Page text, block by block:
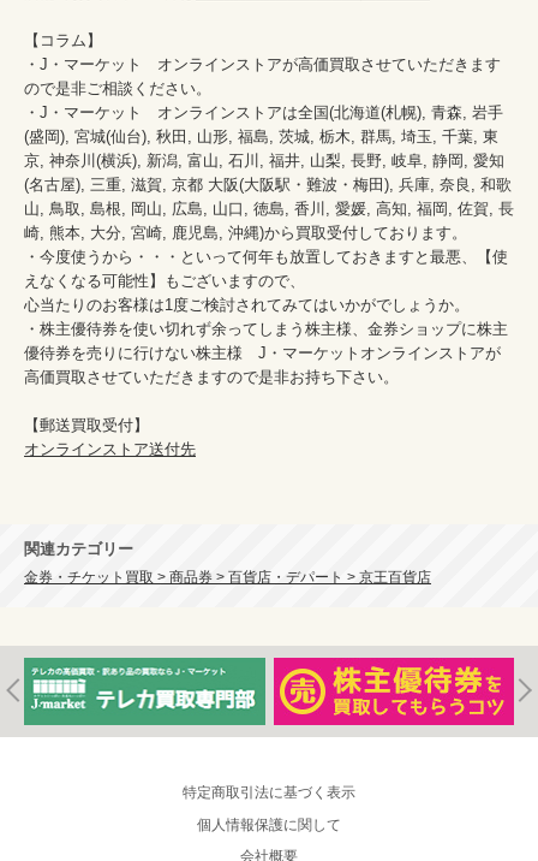
【コラム】
・J・マーケット　オンラインストアが高価買取させていただきます
ので是非ご相談ください。
・J・マーケット　オンラインストアは全国(北海道(札幌), 青森, 岩手
(盛岡), 宮城(仙台), 秋田, 山形, 福島, 茨城, 栃木, 群馬, 埼玉, 千葉, 東
京, 神奈川(横浜), 新潟, 富山, 石川, 福井, 山梨, 長野, 岐阜, 静岡, 愛知
(名古屋), 三重, 滋賀, 京都 大阪(大阪駅・難波・梅田), 兵庫, 奈良, 和歌
山, 鳥取, 島根, 岡山, 広島, 山口, 徳島, 香川, 愛媛, 高知, 福岡, 佐賀, 長
崎, 熊本, 大分, 宮崎, 鹿児島, 沖縄)から買取受付しております。
・今度使うから・・・といって何年も放置しておきますと最悪、【使
えなくなる可能性】もございますので、
心当たりのお客様は1度ご検討されてみてはいかがでしょうか。
・株主優待券を使い切れず余ってしまう株主様、金券ショップに株主
優待券を売りに行けない株主様　J・マーケットオンラインストアが
高価買取させていただきますので是非お持ち下さい。
オンラインストア送付先
関連カテゴリー
金券・チケット買取 > 商品券 > 百貨店・デパート > 京王百貨店
特定商取引法に基づく表示
個人情報保護に関して
会社概要